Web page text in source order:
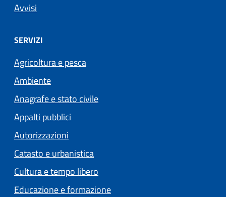
Avvisi
SERVIZI
Agricoltura e pesca
Ambiente
Anagrafe e stato civile
Appalti pubblici
Autorizzazioni
Catasto e urbanistica
Cultura e tempo libero
Educazione e formazione